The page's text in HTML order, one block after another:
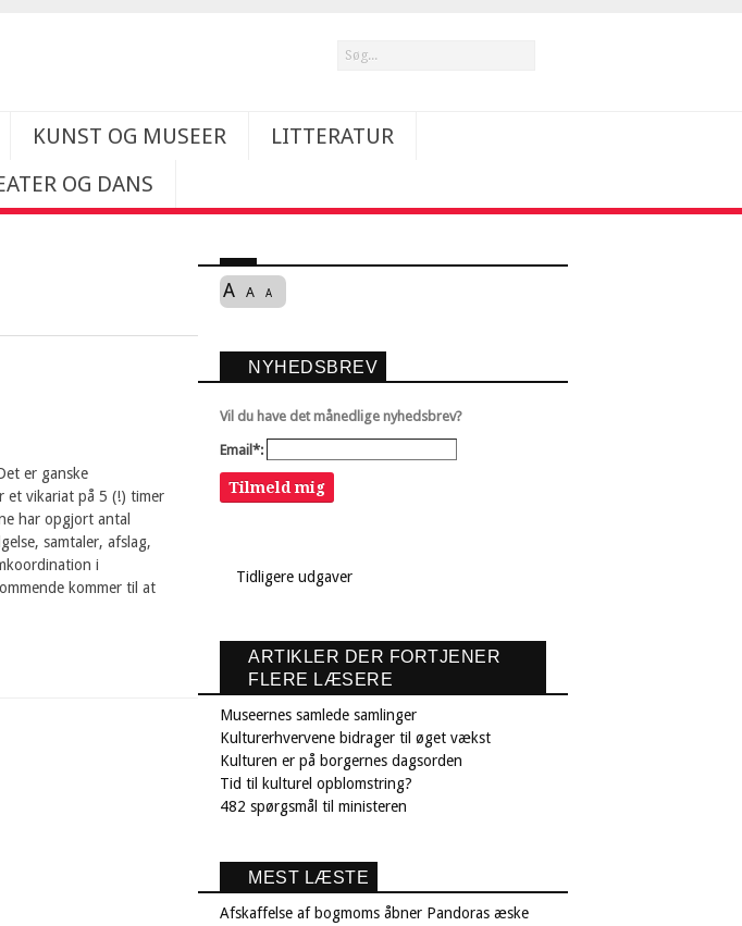
KUNST OG MUSEER
LITTERATUR
OG DANS
er ganske
et vikariat på 5 (!) timer
har opgjort antal
samtaler, afslag,
i
kommer til at
A A A
NYHEDSBREV
Vil du have det månedlige nyhedsbrev?
Email*:
Tilmeld mig
Tidligere udgaver
ARTIKLER DER FORTJENER
FLERE LÆSERE
Museernes samlede samlinger
Kulturerhvervene bidrager til øget vækst
Kulturen er på borgernes dagsorden
Tid til kulturel opblomstring?
482 spørgsmål til ministeren
MEST LÆSTE
Afskaffelse af bogmoms åbner Pandoras æske